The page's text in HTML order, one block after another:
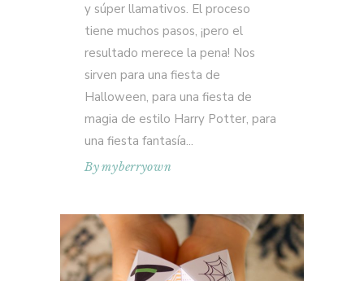
y súper llamativos. El proceso
tiene muchos pasos, ¡pero el
resultado merece la pena! Nos
sirven para una fiesta de
Halloween, para una fiesta de
magia de estilo Harry Potter, para
una fiesta fantasía
Bymyberryown